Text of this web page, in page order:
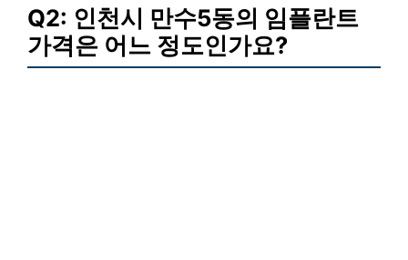
Q2: 인천시 만수5동의 임플란트
가격은 어느 정도인가요?